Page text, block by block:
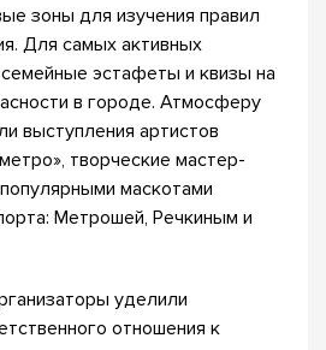
зоны для изучения правил
Для самых активных
эстафеты и квизы на
в городе. Атмосферу
выступления артистов
творческие мастер-
маскотами
Метрошей, Речкиным и
уделили
отношения к